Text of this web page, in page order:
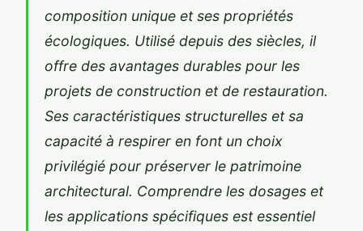
composition unique et ses propriétés
écologiques. Utilisé depuis des siècles, il
offre des avantages durables pour les
projets de construction et de restauration.
Ses caractéristiques structurelles et sa
capacité à respirer en font un choix
privilégié pour préserver le patrimoine
architectural. Comprendre les dosages et
les applications spécifiques est essentiel